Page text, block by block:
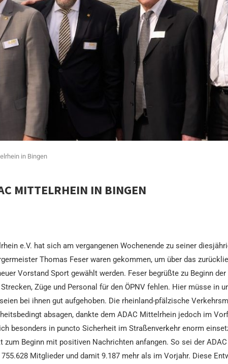
in Bingen
MITTELRHEIN IN BINGEN
e.V. hat sich am vergangenen Wochenende zu seiner
Thomas Feser waren gekommen, um über das
Vorstand Sport gewählt werden. Feser begrüßte zu Beginn
Züge und Personal für den ÖPNV fehlen. Hier müsse in
bei ihnen gut aufgehoben. Die rheinland-pfälzische
absagen, dankte dem ADAC Mittelrhein jedoch im
besonders in puncto Sicherheit im Straßenverkehr enorm
zum Beginn mit positiven Nachrichten anfangen. So sei der
Mitglieder und damit 9.187 mehr als im Vorjahr. Diese